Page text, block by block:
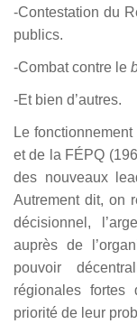
-Contestation du
publics.
-Combat contre le
-Et bien d’autres.
Le
et de la FÉPQ
des nouveaux
Autrement dit, on
décisionnel,
auprès de
pouvoir
régionales fortes
priorité de leur